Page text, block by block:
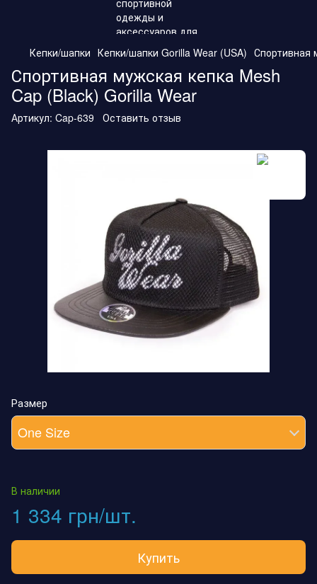
Кепки/шапки Кепки/шапки Gorilla Wear (USA) Спортивная
Спортивная мужская кепка Mesh
Cap (Black) Gorilla Wear
Артикул: Cap-639 Оставить отзыв
Размер
One Size
В наличии
1 334 грн/шт.
Купить